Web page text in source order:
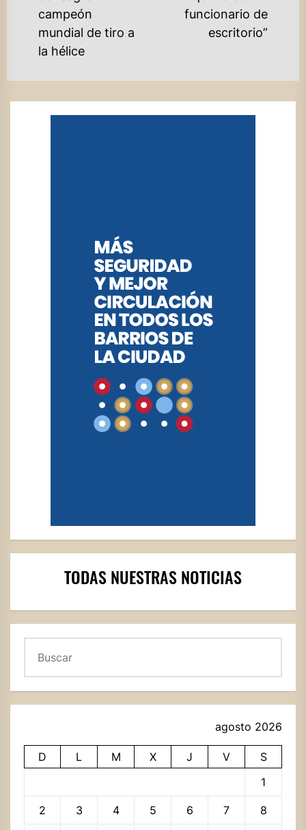
Previous
post:
campeón
mundial de tiro a
la hélice
funcionario de
escritorio”
TODAS NUESTRAS NOTICIAS
agosto 2026
D L M X J V
S
1
2 3 4 5 6 7 8